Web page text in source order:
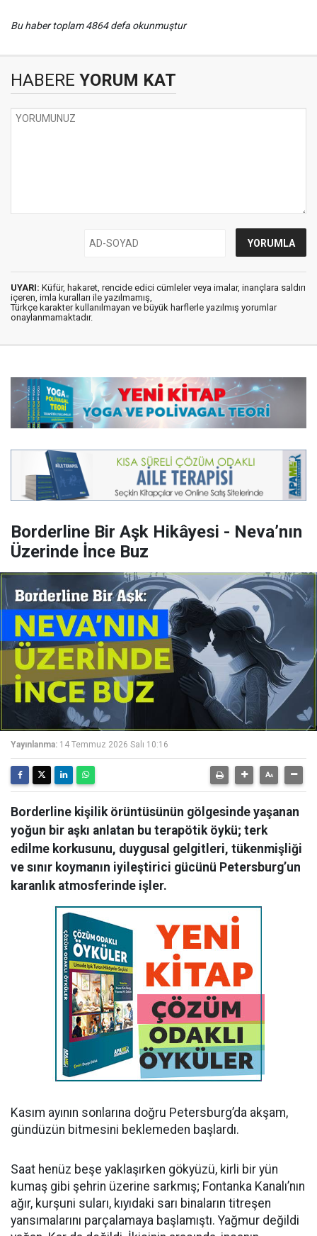
Bu haber toplam 4864 defa okunmuştur
HABERE YORUM KAT
UYARI: Küfür, hakaret, rencide edici cümleler veya imalar, inançlara saldırı
içeren, imla kuralları ile yazılmamış,
Türkçe karakter kullanılmayan ve büyük harflerle yazılmış yorumlar
onaylanmamaktadır.
Borderline Bir Aşk Hikâyesi - Neva’nın
Üzerinde İnce Buz
Yayınlanma: 14 Temmuz 2026 Salı 10:16
Borderline kişilik örüntüsünün gölgesinde yaşanan
yoğun bir aşkı anlatan bu terapötik öykü; terk
edilme korkusunu, duygusal gelgitleri, tükenmişliği
ve sınır koymanın iyileştirici gücünü Petersburg’un
karanlık atmosferinde işler.
Kasım ayının sonlarına doğru Petersburg’da akşam,
gündüzün bitmesini beklemeden başlardı.
Saat henüz beşe yaklaşırken gökyüzü, kirli bir yün
kumaş gibi şehrin üzerine sarkmış; Fontanka Kanalı’nın
ağır, kurşuni suları, kıyıdaki sarı binaların titreşen
yansımalarını parçalamaya başlamıştı. Yağmur değildi